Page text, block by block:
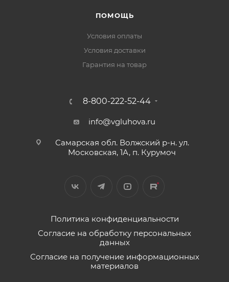
ПОМОЩЬ
Условия оплаты
Условия доставки
Гарантия на товар
8-800-222-52-44
info@vgluhova.ru
Самарская обл. Волжский р-н. ул.
Московская, 1А, п. Курумоч
Политика конфиденциальности
Согласие на обработку персональных
данных
Согласие на получение информационных
материалов